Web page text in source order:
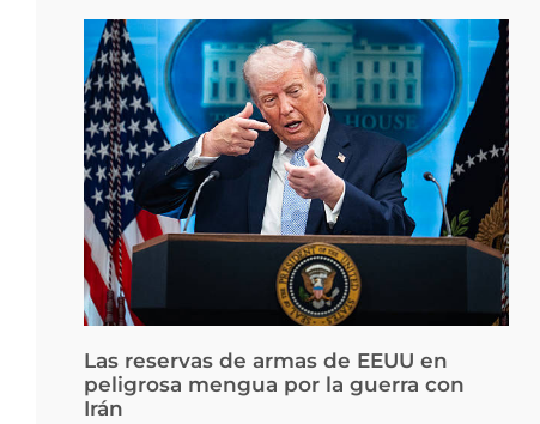
Las reservas de armas de EEUU en
peligrosa mengua por la guerra con
Irán